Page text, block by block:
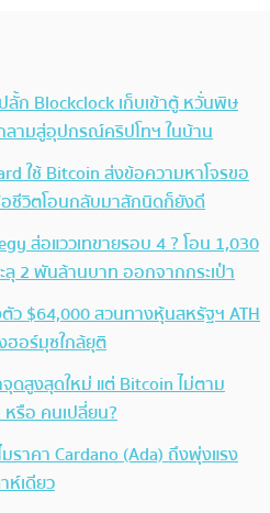
ลั้ก Blockclock เก็บเข้าตู้ หวั่นพิษ
ลามสู่อุปกรณ์คริปโทฯ ในบ้าน
ใช้ Bitcoin ส่งข้อความหาโจรขอ
ชีวิตโอนกลับมาสักนิดก็ยังดี
ส่อแววเทขายรอบ 4 ? โอน 1,030
ลุ 2 พันล้านบาท ออกจากกระเป๋า
ว $64,000 สวนทางหุ้นสหรัฐฯ ATH
อร์มุซใกล้ยุติ
ดสูงสุดใหม่ แต่ Bitcoin ไม่ตาม
รือ คนเปลี่ยน?
ราคา Cardano (Ada) ถึงพุ่งแรง
ห์เดียว